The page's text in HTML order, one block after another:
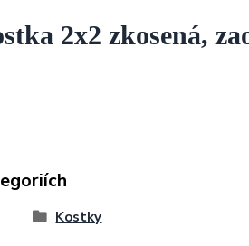
2x2 zkosená,
Kostky